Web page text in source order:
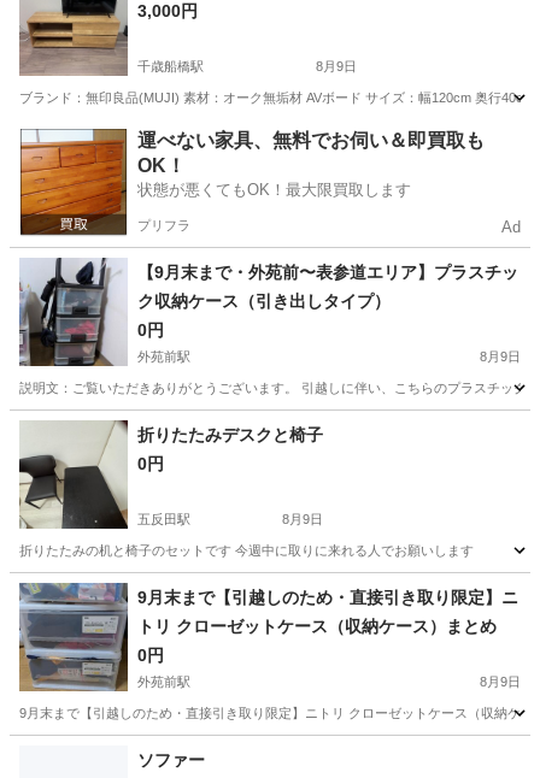
3,000円
千歳船橋駅 8月9日
ブランド：無印良品(MUJI) 素材：オーク無垢材 AVボード サイズ：幅120cm 奥行
東京 世田谷区 千歳船橋駅 収納家具 コード
運べない家具、無料でお伺い＆即買取も
OK！
状態が悪くてもOK！最大限買取します
プリフラ Ad
【9月末まで・外苑前〜表参道エリア】プラスチッ
ク収納ケース（引き出しタイプ）
0円
外苑前駅 8月9日
説明文： ​ご覧いただきありがとうございます。 引越しに伴い、こちらのプラスチッ
東京 渋谷区 外苑前駅 収納家具
折りたたみデスクと椅子
0円
五反田駅 8月9日
折りたたみの机と椅子のセットです 今週中に取りに来れる人でお願いします
東京 品川区 五反田駅 家具
9月末まで【引越しのため・直接引き取り限定】ニ
トリ クローゼットケース（収納ケース）まとめ ​
0円
外苑前駅 8月9日
​9月末まで【引越しのため・直接引き取り限定】ニトリ クローゼットケース（収納ケ
ソファー